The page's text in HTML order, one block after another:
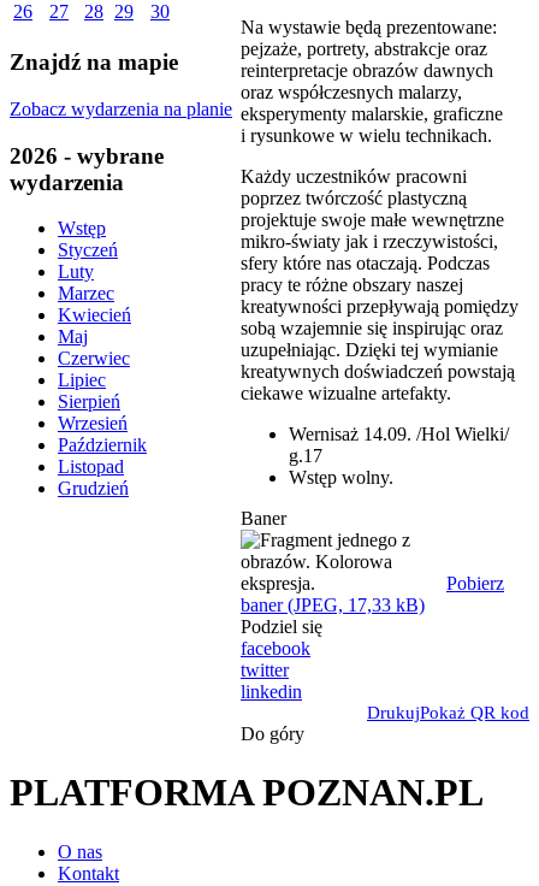
26
27 28 29 30
Znajdź na mapie
Zobacz wydarzenia na planie
2026 - wybrane
wydarzenia
Wstęp
Styczeń
Luty
Marzec
Kwiecień
Maj
Czerwiec
Lipiec
Sierpień
Wrzesień
Październik
Listopad
Grudzień
Na wystawie będą prezentowane:
pejzaże, portrety, abstrakcje oraz
reinterpretacje obrazów dawnych
oraz współczesnych malarzy,
eksperymenty malarskie, graficzne
i rysunkowe w wielu technikach.
Każdy uczestników pracowni
poprzez twórczość plastyczną
projektuje swoje małe wewnętrzne
mikro-światy jak i rzeczywistości,
sfery które nas otaczają. Podczas
pracy te różne obszary naszej
kreatywności przepływają pomiędzy
sobą wzajemnie się inspirując oraz
uzupełniając. Dzięki tej wymianie
kreatywnych doświadczeń powstają
ciekawe wizualne artefakty.
Wernisaż 14.09. /Hol Wielki/
g.17
Wstęp wolny.
Baner
Pobierz
baner (JPEG, 17,33 kB)
Podziel się
facebook
twitter
linkedin
DrukujPokaż QR kod
Do góry
PLATFORMA POZNAN.PL
O nas
Kontakt